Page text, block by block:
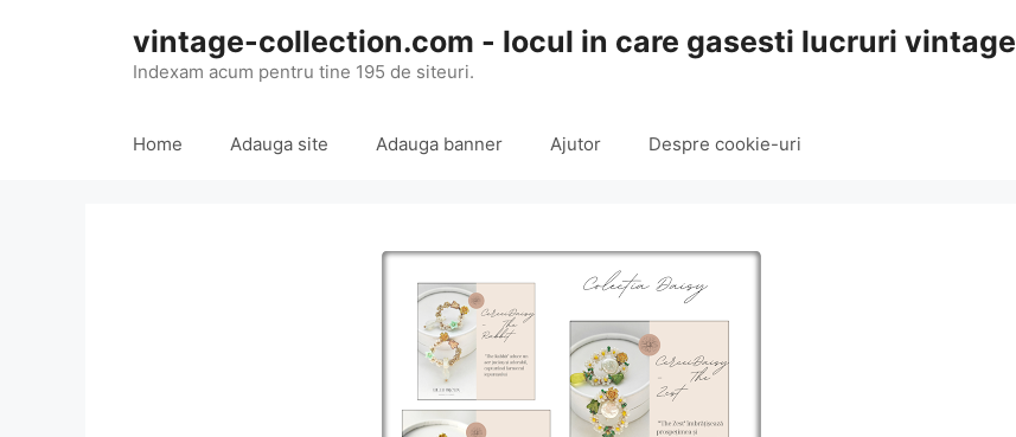
vintage-collection.com - locul in care gasesti lucruri vintage
Indexam acum pentru tine 195 de siteuri.
Home Adauga site Adauga banner Ajutor Despre cookie-uri